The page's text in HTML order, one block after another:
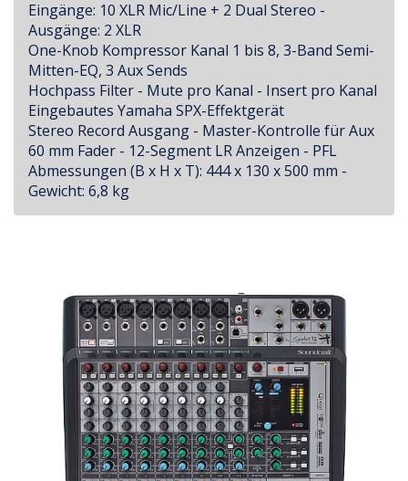
Eingänge: 10 XLR Mic/Line + 2 Dual Stereo -
Ausgänge: 2 XLR
One-Knob Kompressor Kanal 1 bis 8, 3-Band Semi-
Mitten-EQ, 3 Aux Sends
Hochpass Filter - Mute pro Kanal - Insert pro Kanal
Eingebautes Yamaha SPX-Effektgerät
Stereo Record Ausgang - Master-Kontrolle für Aux
60 mm Fader - 12-Segment LR Anzeigen - PFL
Abmessungen (B x H x T): 444 x 130 x 500 mm -
Gewicht: 6,8 kg